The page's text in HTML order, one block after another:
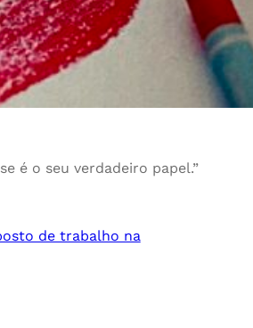
é o seu verdadeiro papel.”
de trabalho na